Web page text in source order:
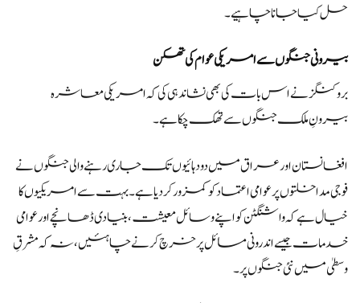
حل کیا جانا چاہیے۔
بیرونی جنگوں سے امریکی عوام کی تھکن
بروکنگز نے اس بات کی بھی نشاندہی کی کہ امریکی معاشرہ
بیرونِ ملک جنگوں سے تھک چکا ہے۔
افغانستان اور عراق میں دو دہائیوں تک جاری رہنے والی جنگوں نے
فوجی مداخلتوں پر عوامی اعتماد کو کمزور کر دیا ہے۔ بہت سے امریکیوں کا
خیال ہے کہ واشنگٹن کو اپنے وسائل معیشت، بنیادی ڈھانچے اور عوامی
خدمات جیسے اندرونی مسائل پر خرچ کرنے چاہئیں، نہ کہ مشرقِ
وسطیٰ میں نئی جنگوں پر۔